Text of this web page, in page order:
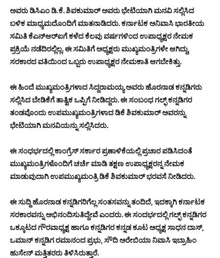
ಅವರು ಡಿಸಿಎಂ ಡಿ.ಕೆ. ಶಿವಕುಮಾರ್ ಅವರು ಭೇಟಿಯಾಗಿ ಮನವಿ ಸಲ್ಲಿಸಿದ
ಬಳಿಕ ಮಾಧ್ಯಮದೊಂದಿಗೆ ಮಾತನಾಡಿದರು. ಕರ್ನಾಟಕ ಅನಿವಾಸಿ ಭಾರತೀಯ
ಸಮಿತಿ ಕೆಎನ್‍ಆರ್‍ಐಗೆ ಕಳೆದ ಕೆಲವು ವರ್ಷಗಳಿಂದ ಉಪಾಧ್ಯಕ್ಷರ ನೇಮಕ
ಪ್ರಕ್ರಿಯೆ ನಡೆದಿರಲ್ಲಿಲ್ಲ. ಈ ಸಮಿತಿಗೆ ಅಧ್ಯಕ್ಷರು ಮುಖ್ಯಮಂತ್ರಿಗಳೇ ಆಗಿದ್ದು,
ಸರಕಾರದ ವತಿಯಿಂದ ಒಬ್ಬರು ಉಪಾಧ್ಯಕ್ಷರ ನೇಮಕಾತಿ ಆಗಬೇಕಿತ್ತು.
ಈ ಹಿಂದೆ ಮುಖ್ಯಮಂತ್ರಿಗಳಾದ ಸಿದ್ದರಾಮಯ್ಯ ಅವರು ಹೊರನಾಡ ಕನ್ನಡಿಗರು
ಸಲ್ಲಿಸಿದ ಬೇಡಿಕೆಗೆ ತಾತ್ವಿಕ ಒಪ್ಪಿಗೆ ನೀಡಿದ್ದರು. ಈ ಸಂಬಂಧ ಗಲ್ಫ್ ಕನ್ನಡಿಗರ
ತಂಡವೊಂದು ಉಪಮುಖ್ಯಮಂತ್ರಿಗಳಾದ ಡಿಕೆ ಶಿವಕುಮಾರ್ ಅವರನ್ನು
ಭೇಟಿಯಾಗಿ ಮನವಿಯನ್ನು ಸಲ್ಲಿಸಿದರು.
ಈ ಸಂಧರ್ಭದಲ್ಲಿ ಕಾಂಗ್ರೆಸ್ ಸರ್ಕಾರ ಪ್ರಣಾಳಿಕೆಯಲ್ಲಿ ಪ್ರಚಾರ ಪಡಿಸಿದಂತೆ
ಮುಖ್ಯಮಂತ್ರಿಗಳೊಂದಿಗೆ ಚರ್ಚೆ ಮಾಡಿ ತಕ್ಷಣ ಉಪಾಧ್ಯಕ್ಷರನ್ನ ನೇಮಕ
ಮಾಡುವುದಾಗಿ ಉಪಮುಖ್ಯಮಂತ್ರಿ ಡಿಕೆ ಶಿವಕುಮಾರ್ ಭರವಸೆ ನೀಡಿದರು.
ಈ ಸುದ್ದಿ ಹೊರನಾಡ ಕನ್ನಡಿಗರಿಗೆಲ್ಲ ಸಂತಸವನ್ನು ತಂದಿದೆ, ಇದಕ್ಕಾಗಿ ಕರ್ನಾಟಕ
ಸರಕಾರವನ್ನು ಅಭಿನಂದಿಸುತಿದ್ದೇವೆ ಎಂದರು. ಈ ಸಂದರ್ಭದಲ್ಲಿ ಗಲ್ಫ್ ಕನ್ನಡಿಗರ
ಒಕ್ಕೂಟದ ಗೌರವಾಧ್ಯಕ್ಷ ಹಾಗೂ ಕನ್ನಡಿಗರ ಕನ್ನಡ ಕೂಟ ಅಧ್ಯಕ್ಷ ಸಾಧನ ದಾಸ್,
ಒಮಾನ್ ಕನ್ನಡಿಗ ರಮಾನಂದ ಪ್ರಭು, ಸೌದಿ ಅರೇಬಿಯಾ ನಿವಾಸಿ ಇಬ್ರಾಹಿಂ
ಹುಸೇನ್ ಮತ್ತಿತರರು ತಿಳಿಸಿರುತ್ತಾರೆ.